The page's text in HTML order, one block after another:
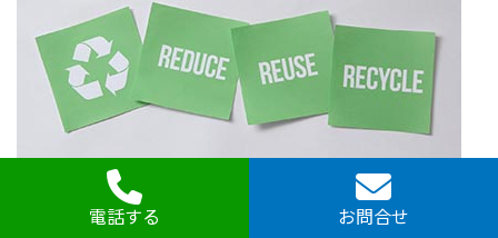
建設リサイクル法の届出
電話する お問合せ